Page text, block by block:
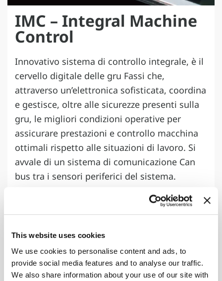
This website uses cookies
We use cookies to personalise content and ads, to
provide social media features and to analyse our traffic.
We also share information about your use of our site with
IMC – Integral Machine
Control
Innovativo sistema di controllo integrale, è il
cervello digitale delle gru Fassi che,
attraverso un’elettronica sofisticata, coordina
e gestisce, oltre alle sicurezze presenti sulla
gru, le migliori condizioni operative per
assicurare prestazioni e controllo macchina
ottimali rispetto alle situazioni di lavoro. Si
avvale di un sistema di comunicazione Can
bus tra i sensori periferici del sistema.